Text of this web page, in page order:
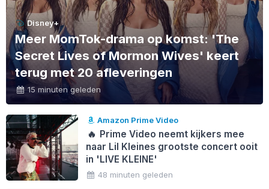
Disney+
Meer MomTok-drama op komst: 'The
Secret Lives of Mormon Wives' keert
terug met 20 afleveringen
15 minuten geleden
Amazon Prime Video
🔥 Prime Video neemt kijkers mee
naar Lil Kleines grootste concert ooit
in 'LIVE KLEINE'
48 minuten geleden